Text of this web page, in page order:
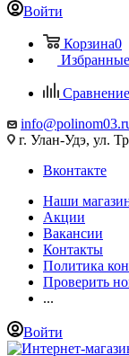
Войти
Корзина0
г. Улан-Удэ, ул.
Вконтакте
Наши
Акции
Вакансии
Контакты
Политика
Проверить
...
Войти